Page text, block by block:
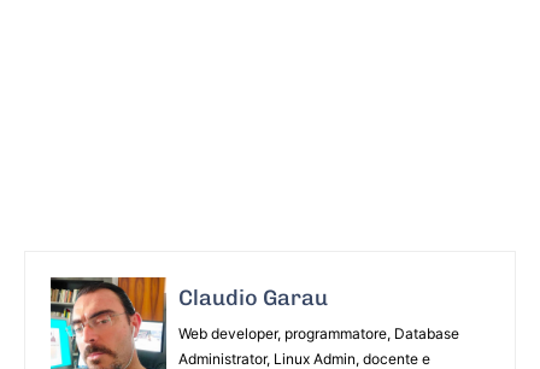
Claudio Garau
Web developer, programmatore, Database
Administrator, Linux Admin, docente e